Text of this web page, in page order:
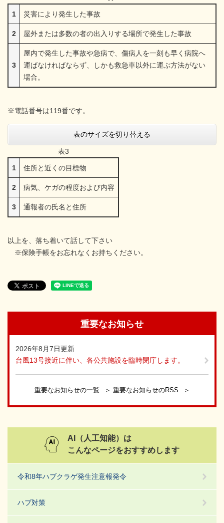
1 災害により発生した事故
2 屋外または多数の者の出入りする場所で発生した事故
3
屋内で発生した事故や急病で、傷病人を一刻も早く病院へ
運ばなければならず、しかも救急車以外に運ぶ方法がない
場合。
※電話番号は119番です。
表のサイズを切り替える
表3
1 住所と近くの目標物
2 病気、ケガの程度および内容
3 通報者の氏名と住所
以上を、落ち着いて話して下さい
※保険手帳をお忘れなくお持ちください。
重要なお知らせ
2026年8月7日更新
台風13号接近に伴い、各公共施設を臨時閉庁します。
重要なお知らせの一覧 重要なお知らせのRSS
AI（人工知能）は
こんなページをおすすめします
令和8年ハブクラゲ発生注意報発令
ハブ対策